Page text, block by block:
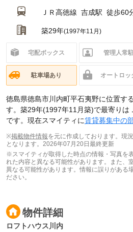
ＪＲ高徳線 吉成駅 徒歩60
築29年(1997年11月)
宅配ボックス 管理人常
駐車場あり オートロッ
徳島県徳島市川内町平石夷野に位置す
す。築29年(1997年11月築)で最寄りは
です。現在スマイティに賃貸募集中の
※掲載物件情報を元に作成しております。現
となります。 2026年07月20日最終更新
※スマイティが取得した時点の情報・写真を
れた内容と異なる可能性があります。また、
異なる可能性があります。情報に誤りがある
ださい。
物件詳細
ロフトハウス川内